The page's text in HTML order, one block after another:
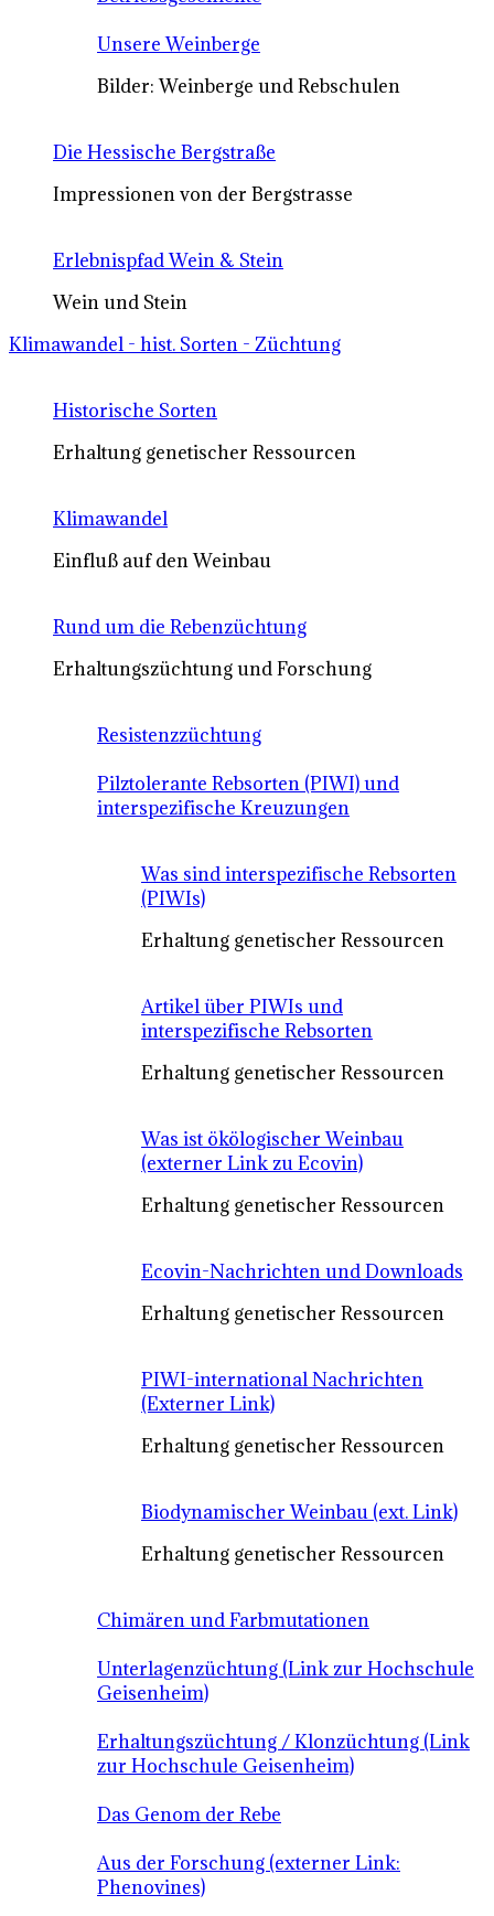
Unsere Weinberge
Bilder: Weinberge und Rebschulen
Die Hessische Bergstraße
Impressionen von der Bergstrasse
Erlebnispfad Wein & Stein
Wein und Stein
Klimawandel - hist. Sorten - Züchtung
Historische Sorten
Erhaltung genetischer Ressourcen
Klimawandel
Einfluß auf den Weinbau
Rund um die Rebenzüchtung
Erhaltungszüchtung und Forschung
Resistenzzüchtung
Pilztolerante Rebsorten (PIWI) und
interspezifische Kreuzungen
Was sind interspezifische Rebsorten
(PIWIs)
Erhaltung genetischer Ressourcen
Artikel über PIWIs und
interspezifische Rebsorten
Erhaltung genetischer Ressourcen
Was ist ökölogischer Weinbau
(externer Link zu Ecovin)
Erhaltung genetischer Ressourcen
Ecovin-Nachrichten und Downloads
Erhaltung genetischer Ressourcen
PIWI-international Nachrichten
(Externer Link)
Erhaltung genetischer Ressourcen
Biodynamischer Weinbau (ext. Link)
Erhaltung genetischer Ressourcen
Chimären und Farbmutationen
Unterlagenzüchtung (Link zur Hochschule
Geisenheim)
Erhaltungszüchtung / Klonzüchtung (Link
zur Hochschule Geisenheim)
Das Genom der Rebe
Aus der Forschung (externer Link:
Phenovines)